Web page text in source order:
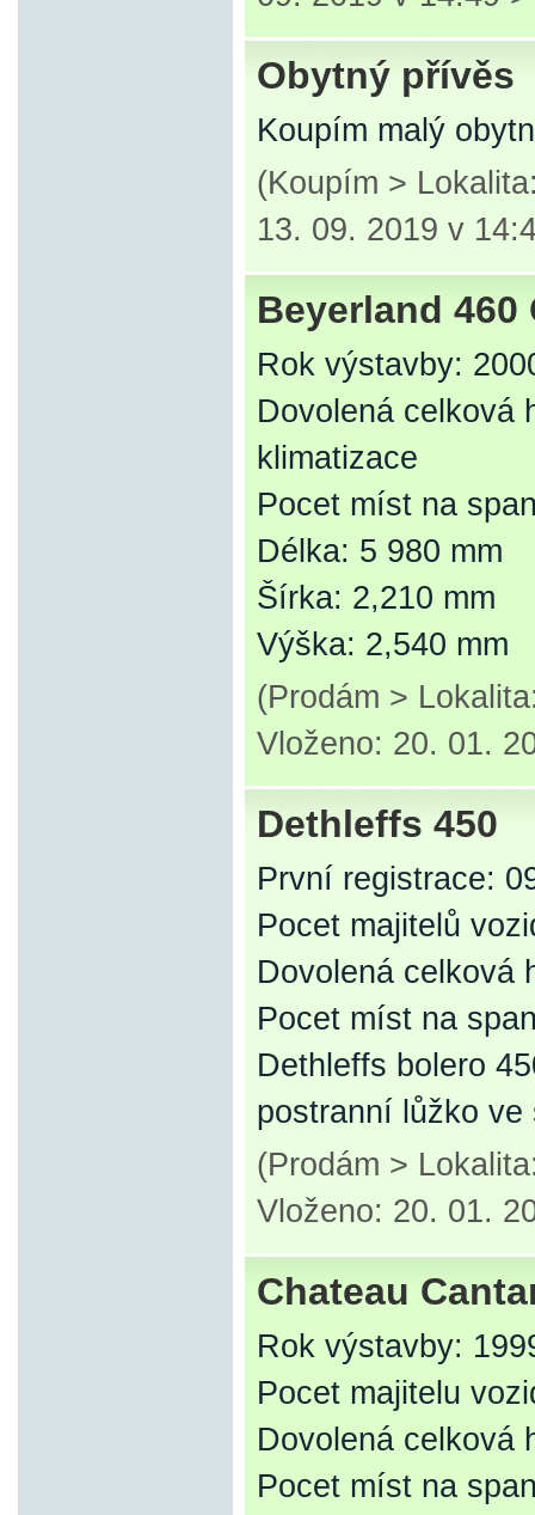
Obytný přívěs
Koupím malý
(Koupím >
13. 09. 2019 v
Beyerland 460
Rok výstavby:
Dovolená celková
klimatizace
Pocet míst na
Délka: 5 980 mm
Šírka: 2,210 mm
Výška: 2,540 mm
(Prodám >
Vloženo: 20. 01.
Dethleffs 450
První registrace:
Pocet majitelů
Dovolená celková
Pocet míst na
Dethleffs bolero
postranní lůžko
(Prodám >
Vloženo: 20. 01.
Chateau
Rok výstavby:
Pocet majitelu
Dovolená celková
Pocet míst na